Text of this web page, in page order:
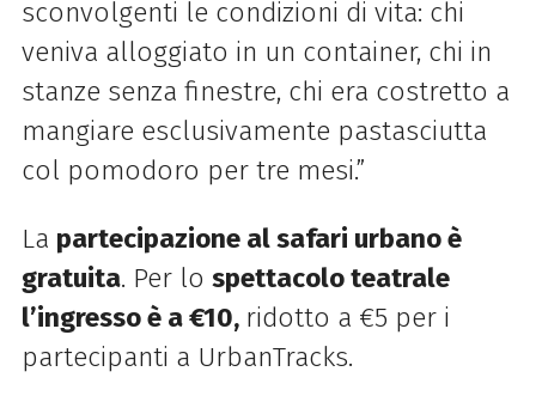
sconvolgenti le condizioni di vita: chi
veniva alloggiato in un container, chi in
stanze senza finestre, chi era costretto a
mangiare esclusivamente pastasciutta
col pomodoro per tre mesi.”
La partecipazione al safari urbano è
gratuita. Per lo spettacolo teatrale
l’ingresso è a €10, ridotto a €5 per i
partecipanti a UrbanTracks.